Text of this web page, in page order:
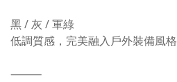
黑 / 灰 / 軍綠
低調質感，完美融入戶外裝備風格
⸻